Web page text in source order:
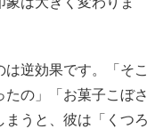
逆効果です。「そこ
の」「お菓子こぼさ
うと、彼は「くつろ